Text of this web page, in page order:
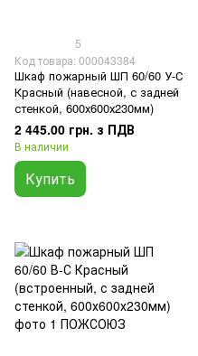
5
Код товара: 000043384
Шкаф пожарный ШП 60/60 У-С
Красный (навесной, с задней
стенкой, 600х600х230мм)
2 445.00 грн. з ПДВ
В наличии
Купить